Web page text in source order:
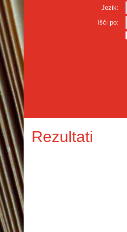
Jezik:
Išči po:
Rezultati